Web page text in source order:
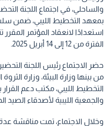
والساحلي، في اجتماع اللجنة
بمعهد التخطيط الليبي، ضمن
استعدادًا لانعقاد المؤتمر
الفترة من 12 إلى 14 أبريل 2025.
حضر الاجتماع رئيس اللجنة
من بينها وزارة البيئة، وزارة
التخطيط الليبي، مكتب دعم
والجمعية الليبية لأصدقاء الصيد
وخلال الاجتماع، تمت مناقشة